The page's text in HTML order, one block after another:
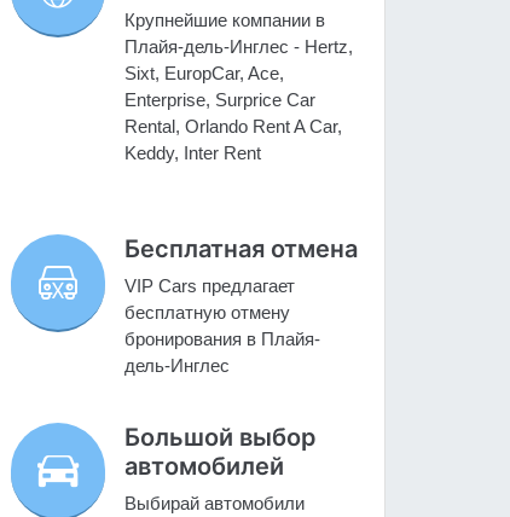
Крупнейшие компании в
Плайя-дель-Инглес - Hertz,
Sixt, EuropCar, Ace,
Enterprise, Surprice Car
Rental, Orlando Rent A Car,
Keddy, Inter Rent
Бесплатная отмена
VIP Cars предлагает
бесплатную отмену
бронирования в Плайя-
дель-Инглес
Большой выбор
автомобилей
Выбирай автомобили